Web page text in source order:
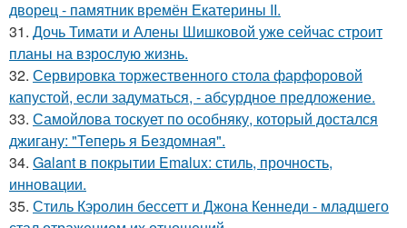
дворец - памятник времён Екатерины II.
31. Дочь Тимати и Алены Шишковой уже сейчас строит
планы на взрослую жизнь.
32. Сервировка торжественного стола фарфоровой
капустой, если задуматься, - абсурдное предложение.
33. Самойлова тоскует по особняку, который достался
джигану: "Теперь я Бездомная".
34. Galant в покрытии Emalux: стиль, прочность,
инновации.
35. Стиль Кэролин бессетт и Джона Кеннеди - младшего